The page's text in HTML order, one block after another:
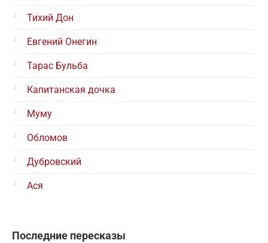
Тихий Дон
Евгений Онегин
Тарас Бульба
Капитанская дочка
Муму
Обломов
Дубровский
Ася
Последние пересказы